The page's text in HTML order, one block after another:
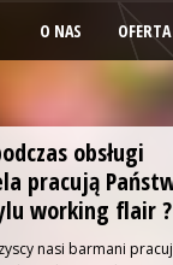
O NAS OFERTA
obsługi
pracują
working flair ?
nasi barmani